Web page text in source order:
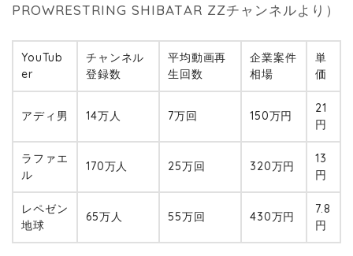
PROWRESTRING SHIBATAR ZZチャンネルより）
YouTub
er
チャンネル
登録数
平均動画再
生回数
企業案件
相場
単
価
アディ男 14万人 7万回 150万円
21
円
ラファエ
ル
170万人 25万回 320万円
13
円
レペゼン
地球
65万人 55万回 430万円
7.8
円